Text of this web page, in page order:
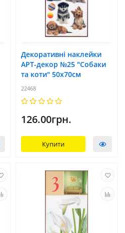
Декоративні наклейки
АРТ-декор №25 "Собаки
та коти" 50x70см
22468
126.00грн.
Купити